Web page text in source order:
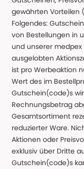
gewährten Vorteilen
Folgendes:
von Bestellungen in
und unserer
ausgelobten
ist pro Werbeaktion
Wert des im
Gutschein(code)s
Rechnungsbetrag
Gesamtsortiment
reduzierter Ware.
Aktionen oder
exklusiv über Dritte
Gutschein(code)s